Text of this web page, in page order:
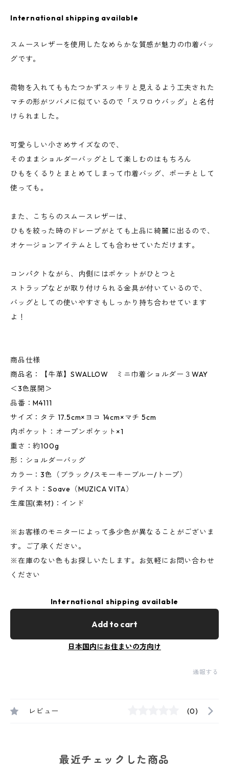
International shipping available
スムースレザーを使用したなめらかな質感が魅力の巾着バッ
グです。
荷物を入れてももたつかずスッキリと見えるよう工夫された
マチの形がツバメに似ているので「スワロウバッグ」と名付
けられました。
可愛らしい小さめサイズなので、
そのままショルダーバッグとして楽しむのはもちろん
ひもをくるりとまとめてしまって巾着バッグ、ポーチとして
使っても。
また、こちらのスムースレザーは、
ひもを絞った時のドレープがとても上品に綺麗に出るので、
オケージョンアイテムとしても合わせていただけます。
コンパクトながら、内側にはポケットがひとつと
ストラップなどが取り付けられる金具が付いているので、
バッグとしての使いやすさもしっかり持ち合わせています
よ！
商品仕様
商品名：【牛革】SWALLOW ミニ巾着ショルダー３WAY
＜3色展開＞
品番：M4111
サイズ：タテ 17.5cm×ヨコ 14cm×マチ 5cm
内ポケット：オープンポケット×1
重さ：約100g
形：ショルダーバッグ
カラー：3色（ブラック/スモーキーブルー/トープ）
テイスト：Soave（MUZICA VITA）
生産国(素材)：インド
※お客様のモニターによって多少色が異なることがございま
す。ご了承ください。
※在庫のない色もお探しいたします。お気軽にお問い合わせ
ください
International shipping available
Add to cart
日本国内にお住まいの方向け
通報する
レビュー (0)
最近チェックした商品